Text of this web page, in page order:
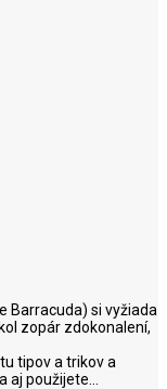
Barracuda) si vyžiada
zopár zdokonalení,
tipov a trikov a
použijete...